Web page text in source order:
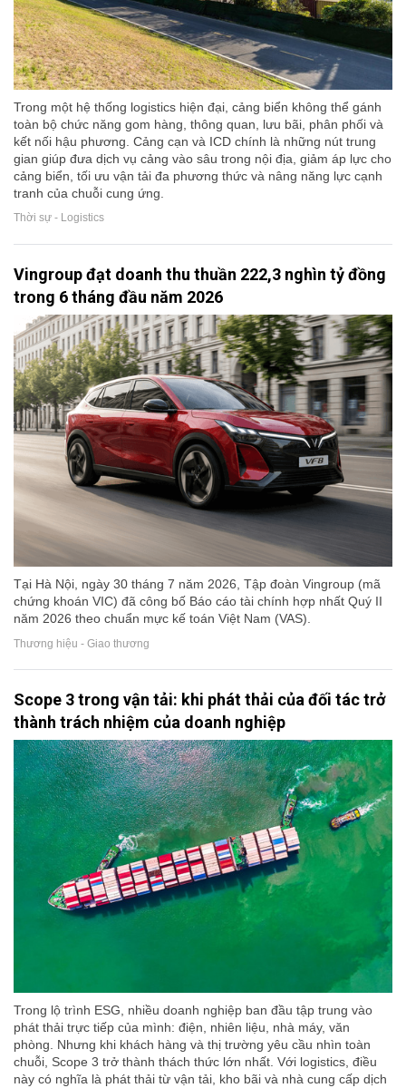
Trong một hệ thống logistics hiện đại, cảng biển không thể gánh
toàn bộ chức năng gom hàng, thông quan, lưu bãi, phân phối và
kết nối hậu phương. Cảng cạn và ICD chính là những nút trung
gian giúp đưa dịch vụ cảng vào sâu trong nội địa, giảm áp lực cho
cảng biển, tối ưu vận tải đa phương thức và nâng năng lực cạnh
tranh của chuỗi cung ứng.
Thời sự - Logistics
Vingroup đạt doanh thu thuần 222,3 nghìn tỷ đồng
trong 6 tháng đầu năm 2026
Tại Hà Nội, ngày 30 tháng 7 năm 2026, Tập đoàn Vingroup (mã
chứng khoán VIC) đã công bố Báo cáo tài chính hợp nhất Quý II
năm 2026 theo chuẩn mực kế toán Việt Nam (VAS).
Thương hiệu - Giao thương
Scope 3 trong vận tải: khi phát thải của đối tác trở
thành trách nhiệm của doanh nghiệp
Trong lộ trình ESG, nhiều doanh nghiệp ban đầu tập trung vào
phát thải trực tiếp của mình: điện, nhiên liệu, nhà máy, văn
phòng. Nhưng khi khách hàng và thị trường yêu cầu nhìn toàn
chuỗi, Scope 3 trở thành thách thức lớn nhất. Với logistics, điều
này có nghĩa là phát thải từ vận tải, kho bãi và nhà cung cấp dịch